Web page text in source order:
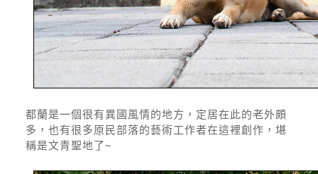
都蘭是一個很有異國風情的地方，定居在此的老外頗
多，也有很多原民部落的藝術工作者在這裡創作，堪
稱是文青聖地了~